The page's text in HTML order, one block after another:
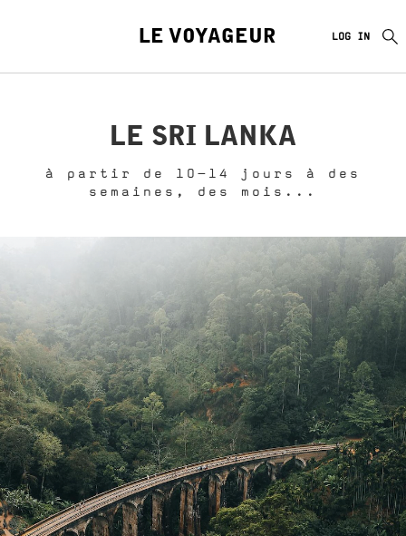
LE VOYAGEUR LOG IN
LE SRI LANKA
à partir de 10-14 jours à des
semaines, des mois...